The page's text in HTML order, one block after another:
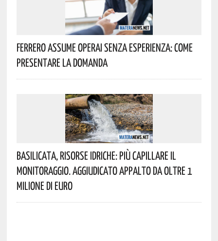
Ferrero Assume Operai Senza Esperienza: Come
Presentare La Domanda
Basilicata, Risorse Idriche: Più Capillare Il
Monitoraggio. Aggiudicato Appalto Da Oltre 1
Milione Di Euro